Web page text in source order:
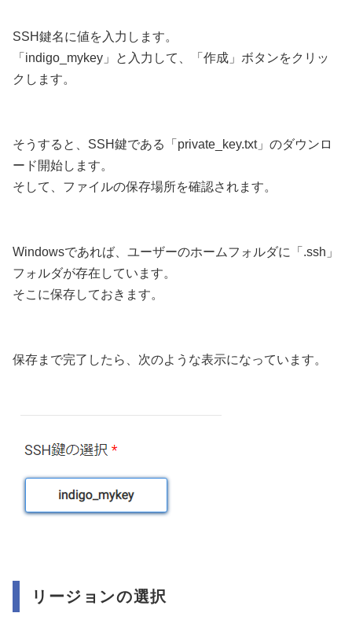
SSH鍵名に値を入力します。
「indigo_mykey」と入力して、「作成」ボタンをクリッ
クします。
そうすると、SSH鍵である「private_key.txt」のダウンロ
ード開始します。
そして、ファイルの保存場所を確認されます。
Windowsであれば、ユーザーのホームフォルダに「.ssh」
フォルダが存在しています。
そこに保存しておきます。
保存まで完了したら、次のような表示になっています。
リージョンの選択